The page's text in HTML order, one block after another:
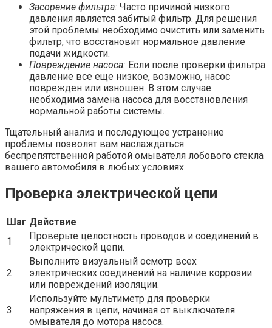
Засорение фильтра: Часто причиной низкого
давления является забитый фильтр. Для решения
этой проблемы необходимо очистить или заменить
фильтр, что восстановит нормальное давление
подачи жидкости.
Повреждение насоса: Если после проверки фильтра
давление все еще низкое, возможно, насос
поврежден или изношен. В этом случае
необходима замена насоса для восстановления
нормальной работы системы.
Тщательный анализ и последующее устранение
проблемы позволят вам наслаждаться
беспрепятственной работой омывателя лобового стекла
вашего автомобиля в любых условиях.
Проверка электрической цепи
Шаг Действие
1
Проверьте целостность проводов и соединений в
электрической цепи.
2
Выполните визуальный осмотр всех
электрических соединений на наличие коррозии
или повреждений изоляции.
3
Используйте мультиметр для проверки
напряжения в цепи, начиная от выключателя
омывателя до мотора насоса.